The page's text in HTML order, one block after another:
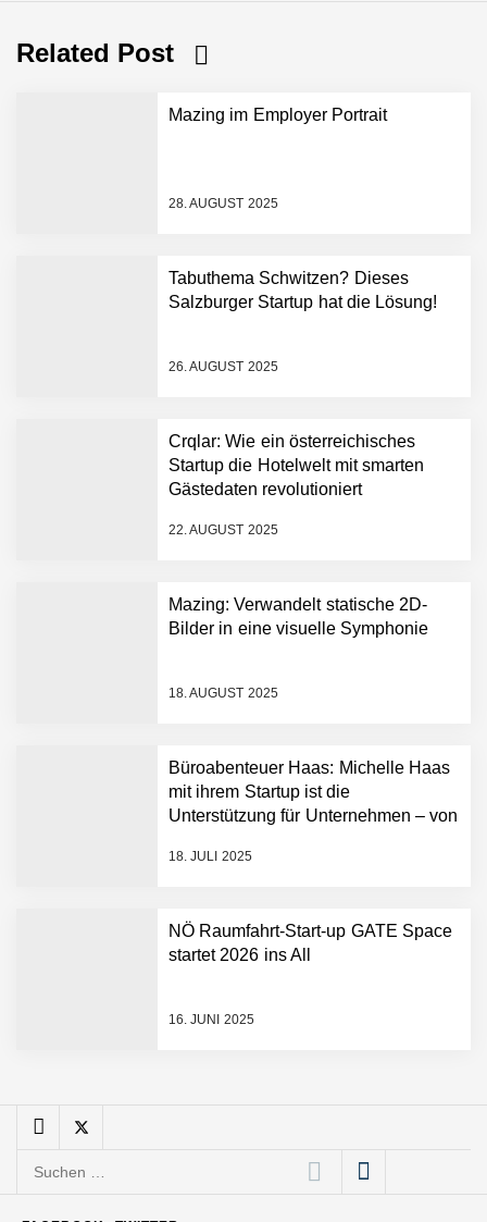
Related Post
Mazing im Employer Portrait
28. AUGUST 2025
Tabuthema Schwitzen? Dieses
Salzburger Startup hat die Lösung!
26. AUGUST 2025
Crqlar: Wie ein österreichisches
Startup die Hotelwelt mit smarten
Gästedaten revolutioniert
22. AUGUST 2025
Mazing: Verwandelt statische 2D-
Bilder in eine visuelle Symphonie
18. AUGUST 2025
Büroabenteuer Haas: Michelle Haas
mit ihrem Startup ist die
Unterstützung für Unternehmen – von
18. JULI 2025
NÖ Raumfahrt-Start-up GATE Space
startet 2026 ins All
16. JUNI 2025
Portrait
Tabuthema Schwitzen?
hat die Lösung!
Crqlar: Wie ein
österreichisches Startup die
Manuel Messner von
Mazing: Verwandelt
statische 2D-Bilder in eine
visuelle Symphonie
Michelle Haas von
NÖ Raumfahrt-Start-up
Suchen